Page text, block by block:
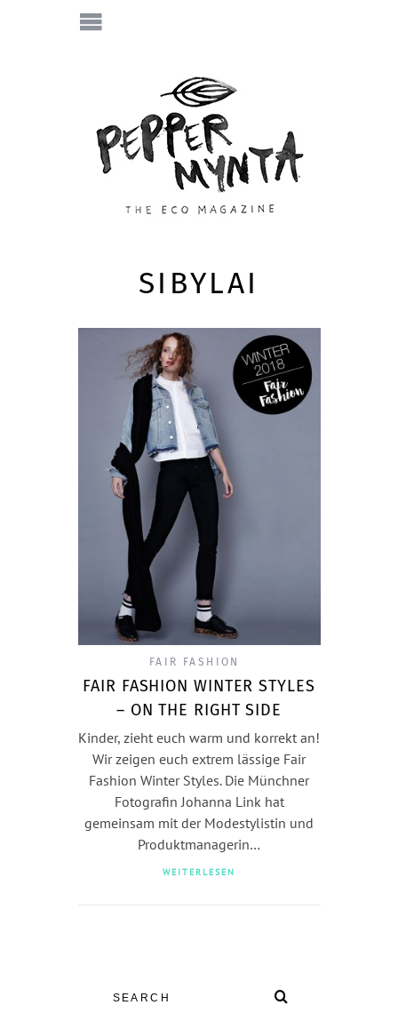
SIBYLAI
FAIR FASHION
FAIR FASHION WINTER STYLES
– ON THE RIGHT SIDE
Kinder, zieht euch warm und korrekt an!
Wir zeigen euch extrem lässige Fair
Fashion Winter Styles. Die Münchner
Fotografin Johanna Link hat
gemeinsam mit der Modestylistin und
Produktmanagerin…
WEITERLESEN